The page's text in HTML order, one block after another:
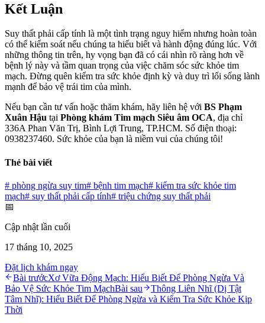
Kết Luận
Suy thất phải cấp tính là một tình trạng nguy hiểm nhưng hoàn toàn
có thể kiểm soát nếu chúng ta hiểu biết và hành động đúng lúc. Với
những thông tin trên, hy vọng bạn đã có cái nhìn rõ ràng hơn về
bệnh lý này và tầm quan trọng của việc chăm sóc sức khỏe tim
mạch. Đừng quên kiểm tra sức khỏe định kỳ và duy trì lối sống lành
mạnh để bảo vệ trái tim của mình.
Nếu bạn cần tư vấn hoặc thăm khám, hãy liên hệ với BS Phạm
Xuân Hậu tại Phòng khám Tim mạch Siêu âm OCA, địa chỉ
336A Phan Văn Trị, Bình Lợi Trung, TP.HCM. Số điện thoại:
0938237460. Sức khỏe của bạn là niềm vui của chúng tôi!
Thẻ bài viết
# phòng ngừa suy tim# bệnh tim mạch# kiểm tra sức khỏe tim
mạch# suy thất phải cấp tính# triệu chứng suy thất phải
📅
Cập nhật lần cuối
17 tháng 10, 2025
Đặt lịch khám ngay
Bài trướcXơ Vữa Động Mạch: Hiểu Biết Để Phòng Ngừa Và
Bảo Vệ Sức Khỏe Tim MạchBài sau
Thông Liên Nhĩ (Dị Tật
Tâm Nhĩ): Hiểu Biết Để Phòng Ngừa và Kiểm Tra Sức Khỏe Kịp
Thời